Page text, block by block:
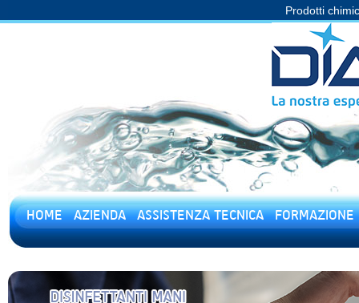
Prodotti
HOME AZIENDA ASSISTENZA TECNICA FORMAZIONE